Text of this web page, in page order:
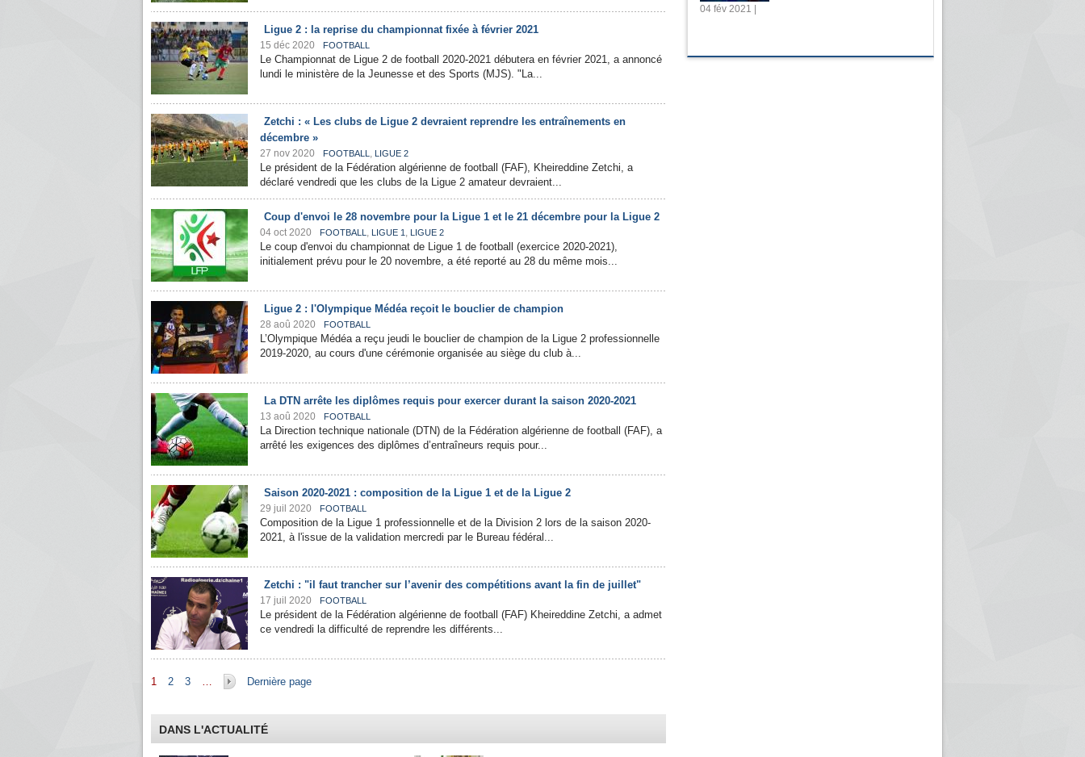
Ligue 2 : la reprise du championnat fixée à février 2021
15 déc 2020 FOOTBALL
Le Championnat de Ligue 2 de football 2020-2021 débutera en février 2021, a annoncé
lundi le ministère de la Jeunesse et des Sports (MJS). "La...
Zetchi : « Les clubs de Ligue 2 devraient reprendre les entraînements en
décembre »
27 nov 2020 FOOTBALL , LIGUE 2
Le président de la Fédération algérienne de football (FAF), Kheireddine Zetchi, a
déclaré vendredi que les clubs de la Ligue 2 amateur devraient...
Coup d'envoi le 28 novembre pour la Ligue 1 et le 21 décembre pour la Ligue 2
04 oct 2020 FOOTBALL , LIGUE 1 , LIGUE 2
Le coup d'envoi du championnat de Ligue 1 de football (exercice 2020-2021),
initialement prévu pour le 20 novembre, a été reporté au 28 du même mois...
Ligue 2 : l'Olympique Médéa reçoit le bouclier de champion
28 aoû 2020 FOOTBALL
L’Olympique Médéa a reçu jeudi le bouclier de champion de la Ligue 2 professionnelle
2019-2020, au cours d'une cérémonie organisée au siège du club à...
La DTN arrête les diplômes requis pour exercer durant la saison 2020-2021
13 aoû 2020 FOOTBALL
La Direction technique nationale (DTN) de la Fédération algérienne de football (FAF), a
arrêté les exigences des diplômes d’entraîneurs requis pour...
Saison 2020-2021 : composition de la Ligue 1 et de la Ligue 2
29 juil 2020 FOOTBALL
Composition de la Ligue 1 professionnelle et de la Division 2 lors de la saison 2020-
2021, à l'issue de la validation mercredi par le Bureau fédéral...
Zetchi : "il faut trancher sur l’avenir des compétitions avant la fin de juillet"
17 juil 2020 FOOTBALL
Le président de la Fédération algérienne de football (FAF) Kheireddine Zetchi, a admet
ce vendredi la difficulté de reprendre les différents...
Pages
1 2 3 … Dernière page
DANS L'ACTUALITÉ
04 fév 2021 |